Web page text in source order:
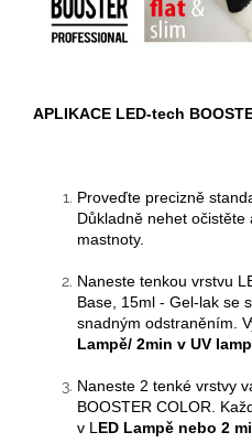
APLIKACE LED-tech
Proveďte precizně
Důkladně nehet
mastnoty.
Naneste tenkou vrstvu
Base, 15ml - Gel-lak se
snadným odstraněním.
Lampě/ 2min v UV
Naneste 2 tenké vrstvy
BOOSTER COLOR .
v L ED Lampě nebo 2